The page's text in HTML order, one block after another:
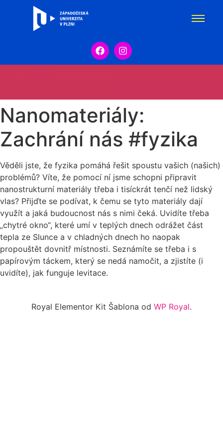
Nanomateriály:
Zachrání nás #fyzika
Věděli jste, že fyzika pomáhá řešit spoustu vašich (našich)
problémů? Víte, že pomocí ní jsme schopni připravit
nanostrukturní materiály třeba i tisíckrát tenčí než lidský
vlas? Přijďte se podívat, k čemu se tyto materiály dají
využít a jaká budoucnost nás s nimi čeká. Uvidíte třeba
„chytré okno“, které umí v teplých dnech odrážet část
tepla ze Slunce a v chladných dnech ho naopak
propouštět dovnitř místnosti. Seznámíte se třeba i s
papírovým táckem, který se nedá namočit, a zjistíte (i
uvidíte), jak funguje levitace.
Royal Elementor Kit Šablona od WP Royal.